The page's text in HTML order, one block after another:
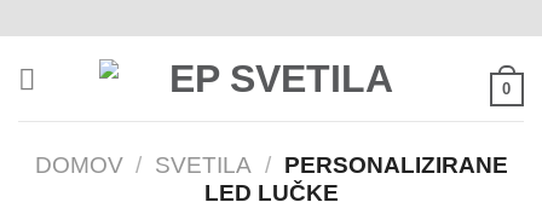
vsebino
0
DOMOV / SVETILA / PERSONALIZIRANE
LED LUČKE